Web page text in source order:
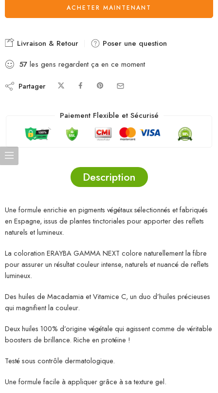
ACHETER MAINTENANT
Livraison & Retour
Poser une question
57 les gens regardent ça en ce moment
Partager
Paiement Flexible et Sécurisé
Description
Une formule enrichie en pigments végétaux sélectionnés et fabriqués
en Espagne, issus de plantes tinctoriales pour apporter des reflets
naturels et lumineux.
La coloration ERAYBA GAMMA NEXT colore naturellement la fibre
pour assurer un résultat couleur intense, naturels et nuancé de reflets
lumineux.
Des huiles de Macadamia et Vitamice C, un duo d’huiles précieuses
qui magnifient la couleur.
Deux huiles 100% d’origine végétale qui agissent comme de véritable
boosters de brillance. Riche en protéine !
Testé sous contrôle dermatologique.
Une formule facile à appliquer grâce à sa texture gel.